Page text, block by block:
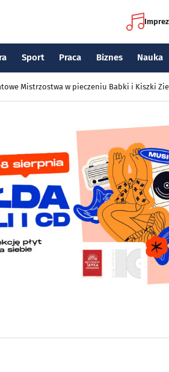
Sport Praca Biznes Nauka
Mistrzostwa w pieczeniu Babki i Kiszki